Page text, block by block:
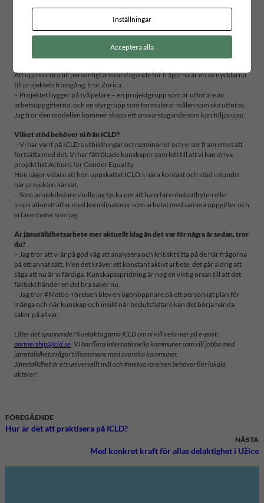
– Det är lite tidigt att svara på, vi arbetar övergripande och vill nå alla vrår. Ett
av projektmålen är ett jämställdhetsråd som ska säkerställa att policys bryts
ner och anpassas lokalt. Jag tror att rådet kan se till att arbetet kommer ut
Att uppmuntra till personligt ansvarstagande för frågorna är en av nycklarna
till projektets framgång, tror Zorica.
– Projektet bygger på två pelare – en projektgrupp som är utförare av
arbetsuppgifterna, och en styrgrupp som formulerar målen som ska utföras.
Jag tror den modellen kommer skapa ett ansvarstagande som kan följas upp.
Vilket stöd behöver ni från ICLD?
– Vi har varit på ICLD:s utbildningar och seminarier och vi ser fram emot att
fortsätta med det. Vi har fått ökade kunskaper som lett till att vi kan driva
projekt likt Actions for Gender Equality.
Hon säger vidare att hon uppskattat ICLD:s nära kontakt och stöd i stunder
när projekten kärvat.
– Som projektledare skulle jag tycka om att ha erfarenhetsutbyten eller
inspirationsträffar med koordinatorer som arbetat med samma uppgifter och
erfarenheter som jag.
Är jämställdhetsarbete mer aktuellt idag än det var för några år sedan, tror
du?
– Jag tror att vi är på god väg att analysera och kritiskt titta på de här frågorna
på ett annat sätt. Men det kräver ett konstant aktivt arbete, det går aldrig att
säga att nu är vi färdiga. Kunskapsspridning är nog en viktig orsak till att det
faktiskt händer en del bra saker nu.
– Jag tror #Metoo-rörelsen blev en ögonöppnare på ett personligt plan för
många och när kunskap och insikt når beslutsfattare kan det börja hända
saker på allvar.
Låter det spännande? Kontakta gärna ICLD om ni vill veta mer på e-post:
partnership@icld.se. Vi har flera internationella kommuner som vill jobba med
jämställdhetsfrågor tillsammans med svenska kommuner.
Jämställdhet är ett universellt mål och #metoo rörelsen behöver fler lokala
aktörer!
FÖREGÅENDE
Hur är det att praktisera på ICLD?
NÄSTA
Med konkret kraft för allas delaktighet i Užice
Inställningar
Acceptera alla